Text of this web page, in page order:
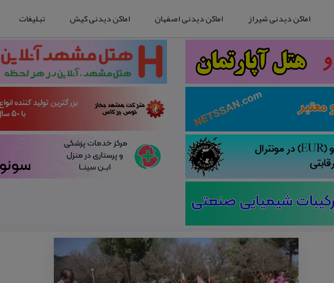
اماکن دیدنی شیراز اماکن دیدنی اصفهان اماکن دیدنی کیش تبلیغات